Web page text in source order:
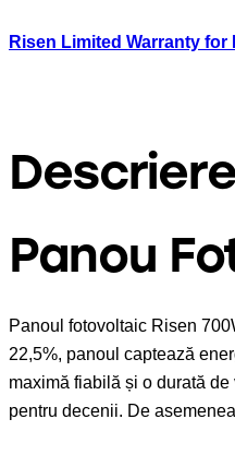
Risen Limited Warranty
Panou
Panoul fotovoltaic Risen
22,5%, panoul captează
maximă fiabilă și o durată
pentru decenii. De